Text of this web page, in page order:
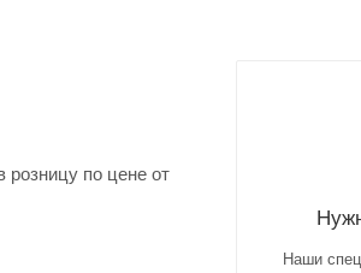
по цене от
Наши